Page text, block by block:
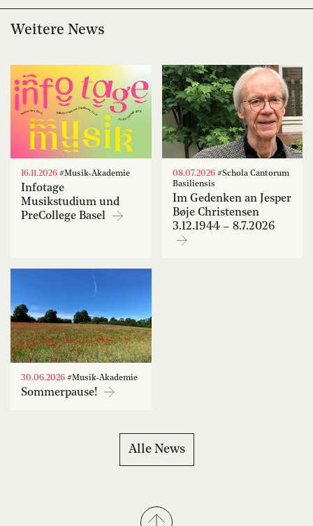
Weitere News
16.11.2026 #Musik-Akademie
Infotage
Musikstudium und
PreCollege Basel
08.07.2026#Schola Cantorum
Basiliensis
Im Gedenken an Jesper
Bøje Christensen
3.12.1944 – 8.7.2026
30.06.2026 #Musik-Akademie
Sommerpause!
Alle News